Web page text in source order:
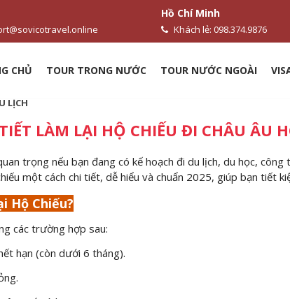
Hồ Chí Minh
Khách lẻ: 098.374.9876
CHỦ TOUR TRONG NƯỚC TOUR NƯỚC NGOÀI
LỊCH
LÀM LẠI HỘ CHIẾU ĐI CHÂU ÂU
trọng nếu bạn đang có kế hoạch đi du lịch, du học,
một cách chi tiết, dễ hiểu và chuẩn 2025, giúp bạn tiết
Hộ Chiếu?
các trường hợp sau:
hạn (còn dưới 6 tháng).